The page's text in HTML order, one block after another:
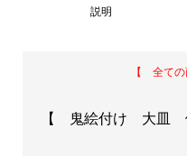
説明
【 全て
【 鬼絵付け 大皿